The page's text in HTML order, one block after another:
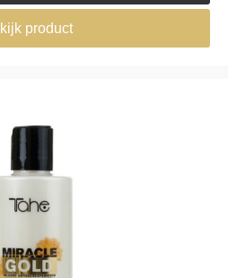
product